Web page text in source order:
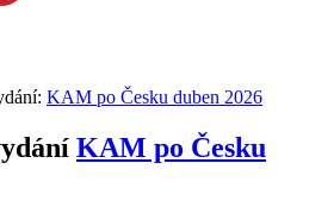
KAM po Česku duben 2026
KAM po Česku